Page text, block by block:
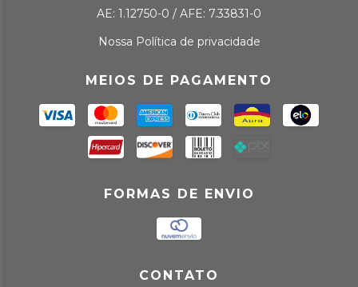
AE: 1.12750-0 / AFE: 7.33831-0
Nossa Política de privacidade
MEIOS DE PAGAMENTO
FORMAS DE ENVIO
CONTATO